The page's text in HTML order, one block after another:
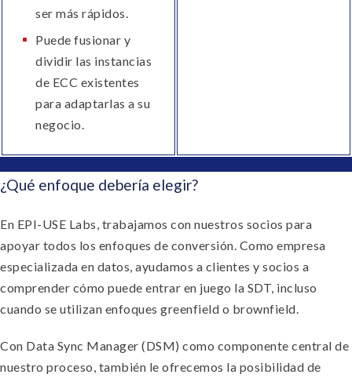
ser más rápidos.
Puede fusionar y
dividir las instancias
de ECC existentes
para adaptarlas a su
negocio.
¿Qué enfoque debería elegir?
En EPI-USE Labs, trabajamos con nuestros socios para
apoyar todos los enfoques de conversión. Como empresa
especializada en datos, ayudamos a clientes y socios a
comprender cómo puede entrar en juego la SDT, incluso
cuando se utilizan enfoques greenfield o brownfield.
Con Data Sync Manager (DSM) como componente central de
nuestro proceso, también le ofrecemos la posibilidad de